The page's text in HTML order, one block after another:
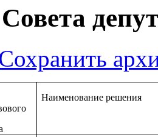
Наименование решения